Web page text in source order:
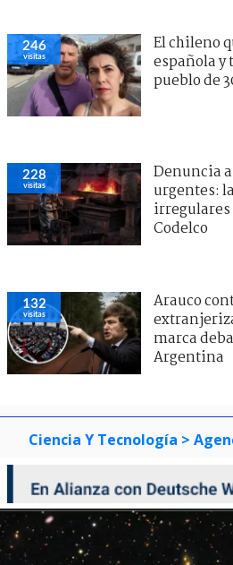
246
visitas
El chileno
española
pueblo de
228
visitas
Denuncia
urgentes:
Codelco
132
visitas
Arauco
marca
Argentina
Ciencia Y Tecnología >